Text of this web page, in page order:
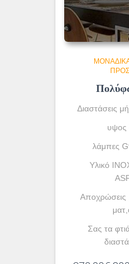
Διαστάσεις
υψος
λάμπες
Υλικό
Αποχρώσεις
Σας τα